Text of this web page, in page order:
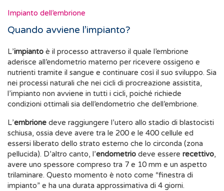
Impianto dell’embrione
Quando avviene l’impianto?
L’impianto è il processo attraverso il quale l’embrione
aderisce all’endometrio materno per ricevere ossigeno e
nutrienti tramite il sangue e continuare così il suo sviluppo. Sia
nei processi naturali che nei cicli di procreazione assistita,
l’impianto non avviene in tutti i cicli, poiché richiede
condizioni ottimali sia dell’endometrio che dell’embrione.
L’embrione deve raggiungere l’utero allo stadio di blastocisti
schiusa, ossia deve avere tra le 200 e le 400 cellule ed
essersi liberato dello strato esterno che lo circonda (zona
pellucida). D’altro canto, l’endometrio deve essere recettivo,
avere uno spessore compreso tra 7 e 10 mm e un aspetto
trilaminare. Questo momento è noto come “finestra di
impianto” e ha una durata approssimativa di 4 giorni.